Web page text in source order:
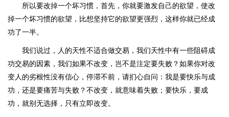
所以要改掉一个坏习惯，首先，你就要激发自己的欲望，使改
掉一个坏习惯的欲望，比想坚持它的欲望更强烈，这样你就已经成
功了一半。
我们说过，人的天性不适合做交易，我们天性中有一些阻碍成
功交易的因素，我们如果不改变，岂不是注定要失败？如果你对改
变人的劣根性没有信心，停滞不前，请扪心自问：我是要快乐与成
功，还是要痛苦与失败？不改变，就意味着失败；要快乐，要成
功，就别无选择，只有立即改变。